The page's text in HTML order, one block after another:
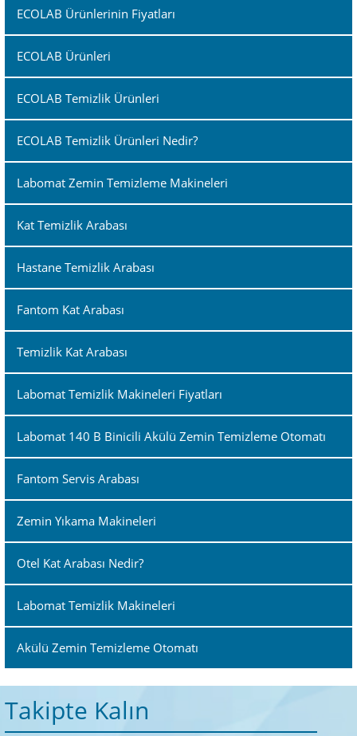
ECOLAB Ürünlerinin Fiyatları
ECOLAB Ürünleri
ECOLAB Temizlik Ürünleri
ECOLAB Temizlik Ürünleri Nedir?
Labomat Zemin Temizleme Makineleri
Kat Temizlik Arabası
Hastane Temizlik Arabası
Fantom Kat Arabası
Temizlik Kat Arabası
Labomat Temizlik Makineleri Fiyatları
Labomat 140 B Binicili Akülü Zemin Temizleme Otomatı
Fantom Servis Arabası
Zemin Yıkama Makineleri
Otel Kat Arabası Nedir?
Labomat Temizlik Makineleri
Akülü Zemin Temizleme Otomatı
Takipte Kalın